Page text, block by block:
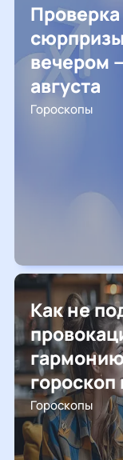
вечером
августа
Гороскопы
Как не
гороскоп
Гороскопы